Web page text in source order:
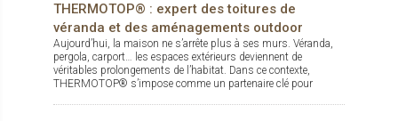
THERMOTOP® : expert des toitures de
véranda et des aménagements outdoor
Aujourd’hui, la maison ne s’arrête plus à ses murs. Véranda,
pergola, carport… les espaces extérieurs deviennent de
véritables prolongements de l’habitat. Dans ce contexte,
THERMOTOP® s’impose comme un partenaire clé pour